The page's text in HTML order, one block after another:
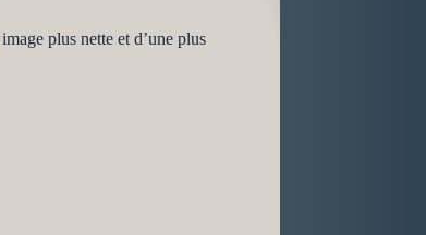
plus nette et d’une plus